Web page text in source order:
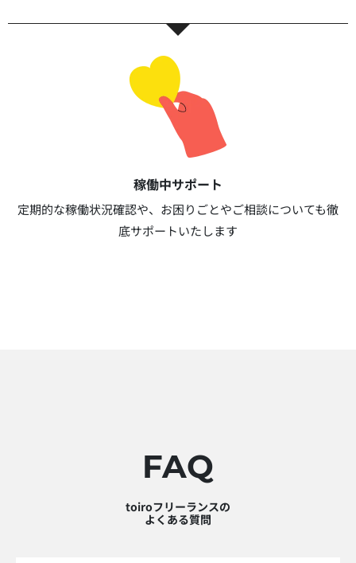
稼働中サポート​
定期的な稼働状況確認や、お困りごとやご相談についても徹
底サポートいたします​​
FAQ
toiroフリーランスの
よくある質問